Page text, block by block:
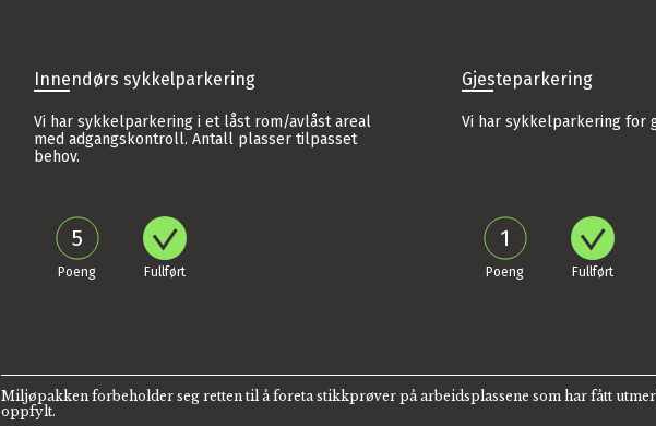
Innendørs sykkelparkering
Vi har sykkelparkering i et låst rom/avlåst areal
med adgangskontroll. Antall plasser tilpasset
behov.
5
Gjesteparkering
Vi har sykkelparkering for
1
Miljøpakken forbeholder seg retten til å foreta stikkprøver på arbeidsplassene som har fått
oppfylt.